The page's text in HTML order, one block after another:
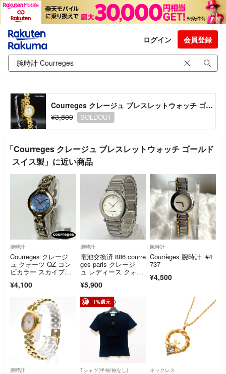
ログイン 会員登録
Courreges クレージュ ブレスレットウォッチ ゴールド スイス製
¥3,800
SOLDOUT
「Courreges クレージュ ブレスレットウォッチ ゴールド
スイス製」に近い商品
腕時計
Courreges クレージ
ュ クォーツ QZ コン
ビカラー スカイブル
ット 腕時計 稼働 新品
¥4,100
腕時計
電池交換済 886 courre
ges paris クレージ
ュ レディース クォー
ワイト 人気 希少
¥5,900
腕時計
Courrèges 腕時計 #4
737
¥4,500
腕時計
1%還元
Tシャツ(半袖/袖なし) ネックレス